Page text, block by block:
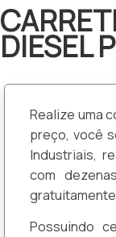
DIESEL
Realize uma
preço, você
Industriais,
com
Possuindo